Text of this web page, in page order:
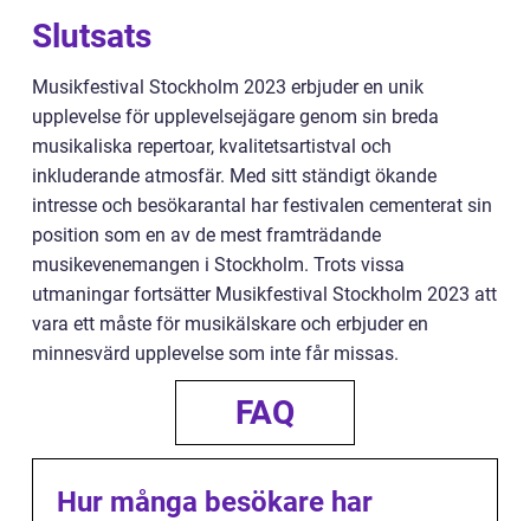
Slutsats
Musikfestival Stockholm 2023 erbjuder en unik
upplevelse för upplevelsejägare genom sin breda
musikaliska repertoar, kvalitetsartistval och
inkluderande atmosfär. Med sitt ständigt ökande
intresse och besökarantal har festivalen cementerat sin
position som en av de mest framträdande
musikevenemangen i Stockholm. Trots vissa
utmaningar fortsätter Musikfestival Stockholm 2023 att
vara ett måste för musikälskare och erbjuder en
minnesvärd upplevelse som inte får missas.
FAQ
Hur många besökare har